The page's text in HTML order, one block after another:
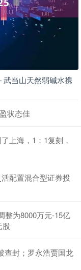
当山天然弱碱水携
状态佳
上海，1：1复刻，
配置混合型证券投
整为8000万元-15亿
股
查封；罗永浩贾国龙